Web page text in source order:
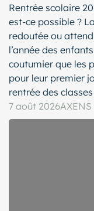
Rentrée scolaire
est-ce possible ?
redoutée ou
l’année des
coutumier que les
pour leur premier
rentrée des
7 août 2026AXENS